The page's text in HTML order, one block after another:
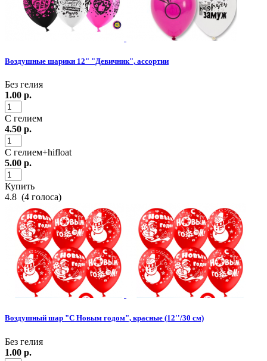
Воздушные шарики 12" "Девичник", ассортии
Без гелия
1.00 р.
С гелием
4.50 р.
С гелием+hifloat
5.00 р.
Купить
4.8 (4 голоса)
Воздушный шар "С Новым годом", красные (12''/30 см)
Без гелия
1.00 р.